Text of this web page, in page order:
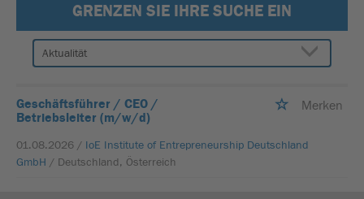
GRENZEN SIE IHRE SUCHE EIN
Geschäftsführer / CEO /
Betriebsleiter (m/w/d)
Merken
01.08.2026 / IoE Institute of Entrepreneurship Deutschland
GmbH / Deutschland, Österreich